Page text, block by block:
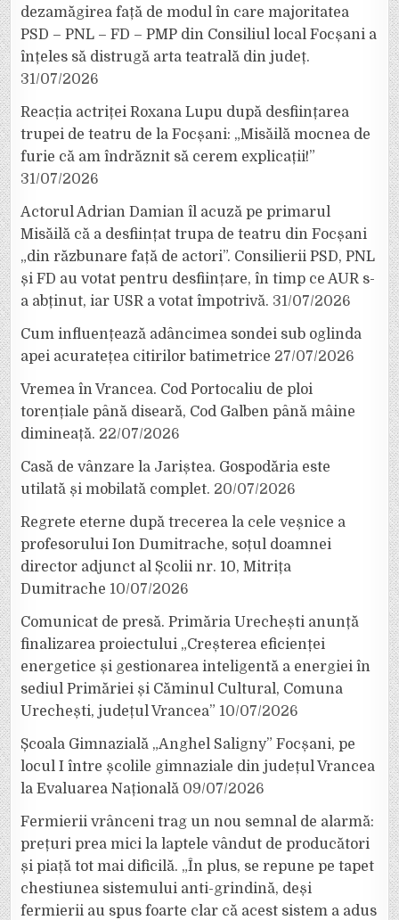
dezamăgirea față de modul în care majoritatea
PSD – PNL – FD – PMP din Consiliul local Focșani a
înțeles să distrugă arta teatrală din județ.
31/07/2026
Reacția actriței Roxana Lupu după desființarea
trupei de teatru de la Focșani: „Misăilă mocnea de
furie că am îndrăznit să cerem explicații!”
31/07/2026
Actorul Adrian Damian îl acuză pe primarul
Misăilă că a desființat trupa de teatru din Focșani
„din răzbunare față de actori”. Consilierii PSD, PNL
și FD au votat pentru desființare, în timp ce AUR s-
a abținut, iar USR a votat împotrivă. 31/07/2026
Cum influențează adâncimea sondei sub oglinda
apei acuratețea citirilor batimetrice 27/07/2026
Vremea în Vrancea. Cod Portocaliu de ploi
torențiale până diseară, Cod Galben până mâine
dimineață. 22/07/2026
Casă de vânzare la Jariștea. Gospodăria este
utilată și mobilată complet. 20/07/2026
Regrete eterne după trecerea la cele veșnice a
profesorului Ion Dumitrache, soțul doamnei
director adjunct al Școlii nr. 10, Mitrița
Dumitrache 10/07/2026
Comunicat de presă. Primăria Urechești anunță
finalizarea proiectului „Creșterea eficienței
energetice și gestionarea inteligentă a energiei în
sediul Primăriei și Căminul Cultural, Comuna
Urechești, județul Vrancea” 10/07/2026
Școala Gimnazială „Anghel Saligny” Focșani, pe
locul I între școlile gimnaziale din județul Vrancea
la Evaluarea Națională 09/07/2026
Fermierii vrânceni trag un nou semnal de alarmă:
prețuri prea mici la laptele vândut de producători
și piață tot mai dificilă. „În plus, se repune pe tapet
chestiunea sistemului anti-grindină, deși
fermierii au spus foarte clar că acest sistem a adus